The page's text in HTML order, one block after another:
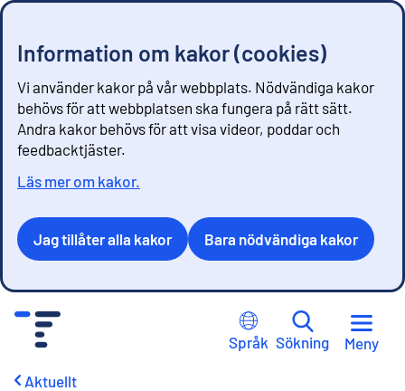
Information om kakor (cookies)
Vi använder kakor på vår webbplats. Nödvändiga kakor
behövs för att webbplatsen ska fungera på rätt sätt.
Andra kakor behövs för att visa videor, poddar och
feedbacktjäster.
Läs mer om kakor.
Jag tillåter alla kakor Bara nödvändiga kakor
Språk Sökning Meny
Aktuellt